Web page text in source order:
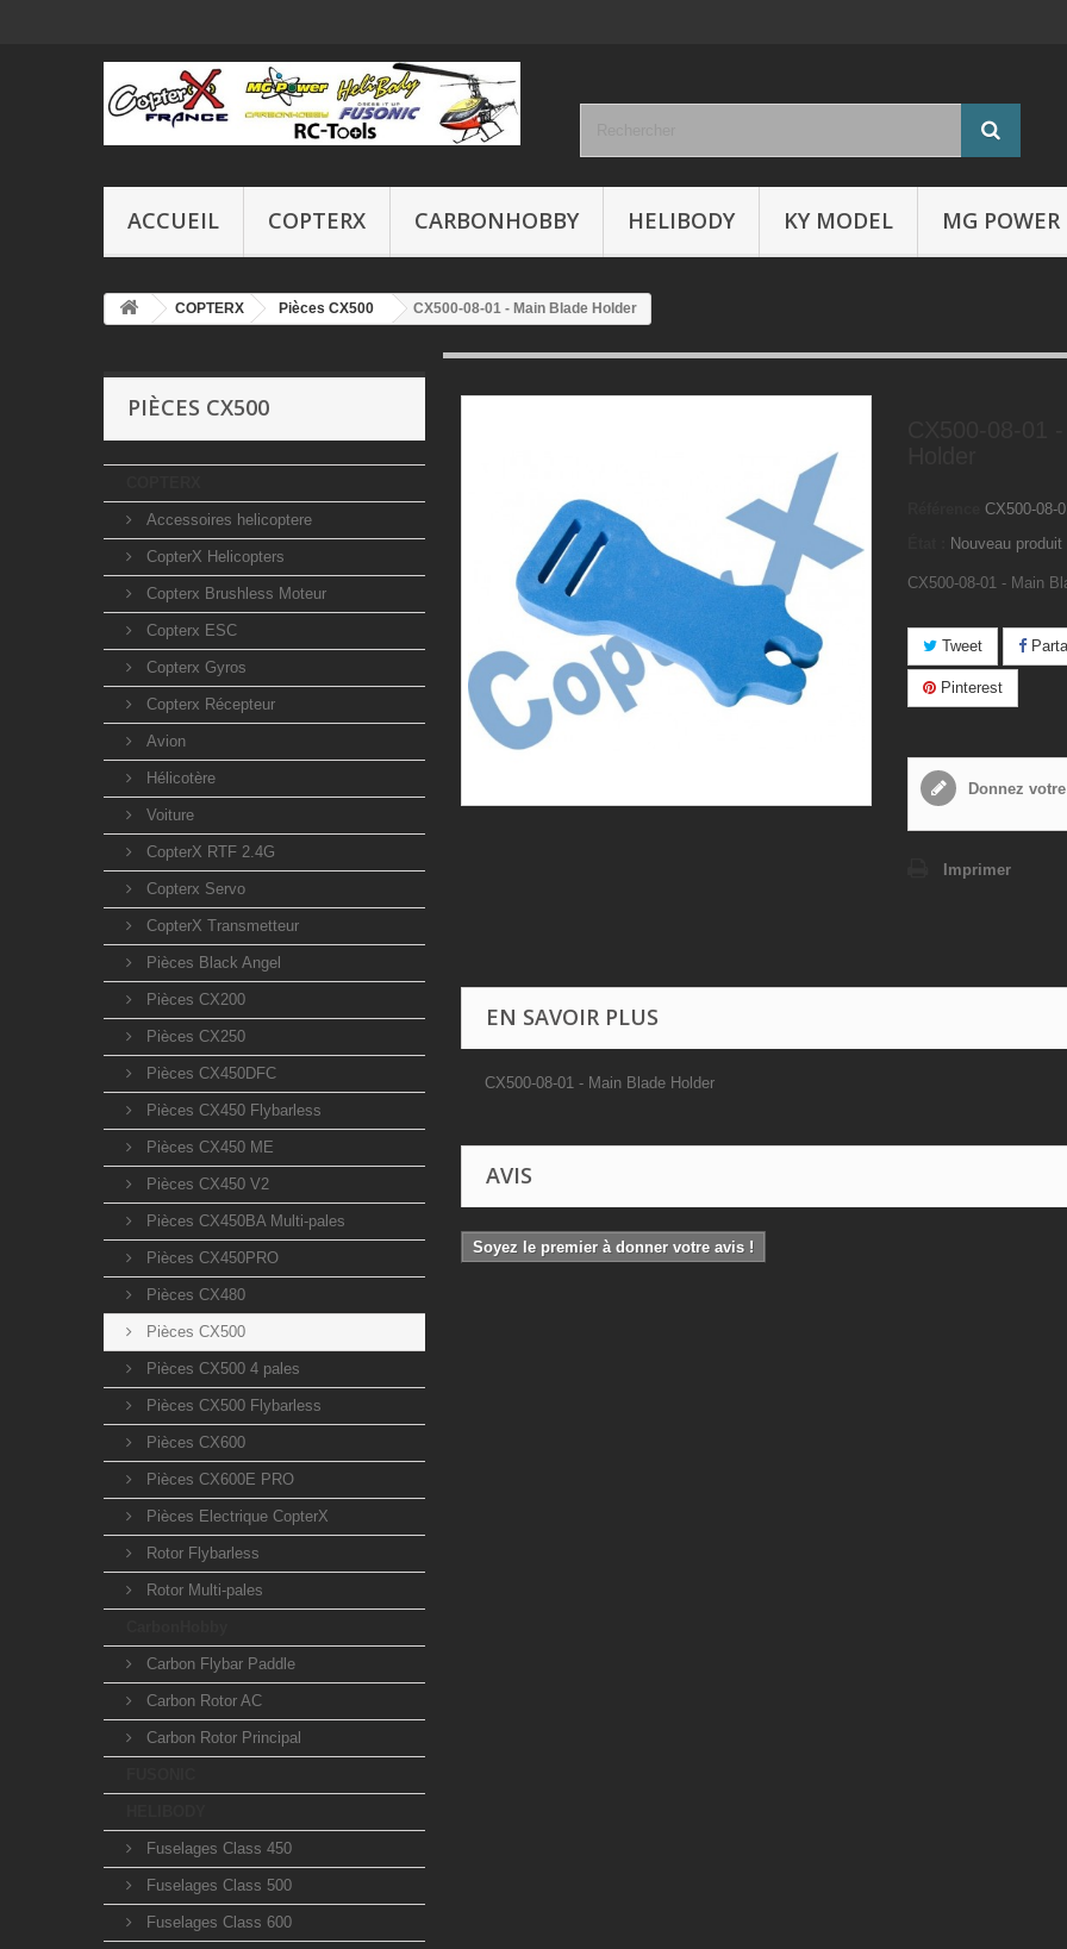
ACCUEIL COPTERX CARBONHOBBY HELIBODY KY MODEL MG POWER
COPTERX Pièces CX500 CX500-08-01 - Main Blade Holder
PIÈCES CX500
Accessoires helicoptere
CopterX Helicopters
Copterx Brushless Moteur
Copterx ESC
Copterx Gyros
Copterx Récepteur
Avion
Hélicotère
Voiture
CopterX RTF 2.4G
Copterx Servo
CopterX Transmetteur
Pièces Black Angel
Pièces CX200
Pièces CX250
Pièces CX450DFC
Pièces CX450 Flybarless
Pièces CX450 ME
Pièces CX450 V2
Pièces CX450BA Multi-pales
Pièces CX450PRO
Pièces CX480
Pièces CX500
Pièces CX500 4 pales
Pièces CX500 Flybarless
Pièces CX600
Pièces CX600E PRO
Pièces Electrique CopterX
Rotor Flybarless
Rotor Multi-pales
Carbon Flybar Paddle
Carbon Rotor AC
Carbon Rotor Principal
Fuselages Class 450
Fuselages Class 500
Fuselages Class 600
CX500-08-
Nouveau produit
CX500-08-01 - Main
Tweet
Pinterest
Donnez
Imprimer
EN SAVOIR PLUS
CX500-08-01 - Main Blade Holder
AVIS
Soyez le premier à donner votre avis !